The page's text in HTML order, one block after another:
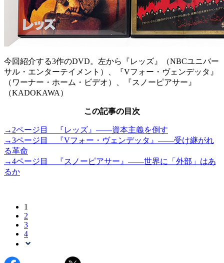
今回紹介する3作のDVD。左から『レッズ』（NBCユニバー
サル・エンターテイメント）、『Vフォー・ヴェンデッタ』
（ワーナー・ホーム・ビデオ）、『スノーピアサー』
（KADOKAWA）
この記事の目次
→2ページ目 『レッズ』――資本主義を倒す
→3ページ目 『Vフォー・ヴェンデッタ』――受け継がれ
る革命
→4ページ目 『スノーピアサー』――世界に「外部」はあ
るか
1
2
3
4